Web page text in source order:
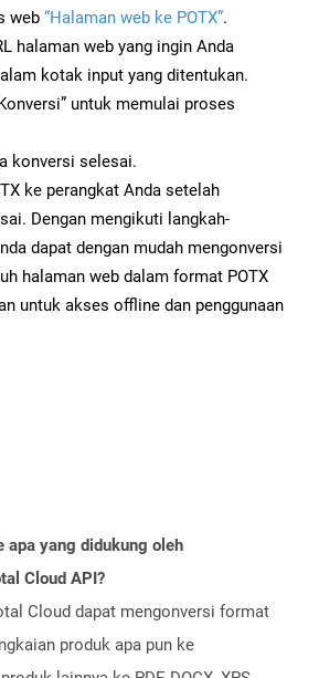
web “Halaman web ke POTX”.
halaman web yang ingin Anda
kotak input yang ditentukan.
untuk memulai proses
konversi selesai.
ke perangkat Anda setelah
Dengan mengikuti langkah-
dapat dengan mudah mengonversi
halaman web dalam format POTX
untuk akses offline dan penggunaan
apa yang didukung oleh
Cloud API?
Cloud dapat mengonversi format
produk apa pun ke